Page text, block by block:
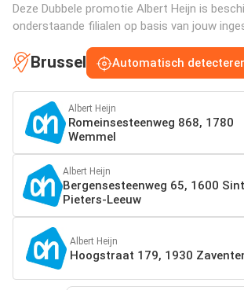
Deze Dubbele promotie Albert Heijn is
onderstaande filialen op basis van jouw
Brussel Automatisch
Albert Heijn
Romeinsesteenweg 868, 1780
Wemmel
Albert Heijn
Bergensesteenweg 65, 1600
Pieters-Leeuw
Albert Heijn
Hoogstraat 179, 1930